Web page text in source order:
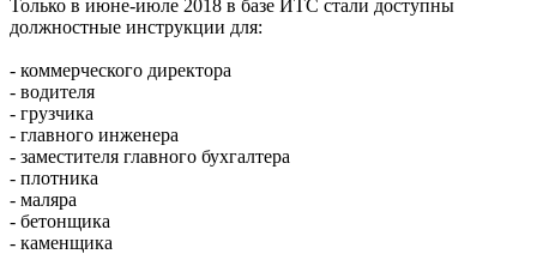
Только в июне-июле 2018 в базе ИТС стали доступны
должностные инструкции для:
- коммерческого директора
- водителя
- грузчика
- главного инженера
- заместителя главного бухгалтера
- плотника
- маляра
- бетонщика
- каменщика